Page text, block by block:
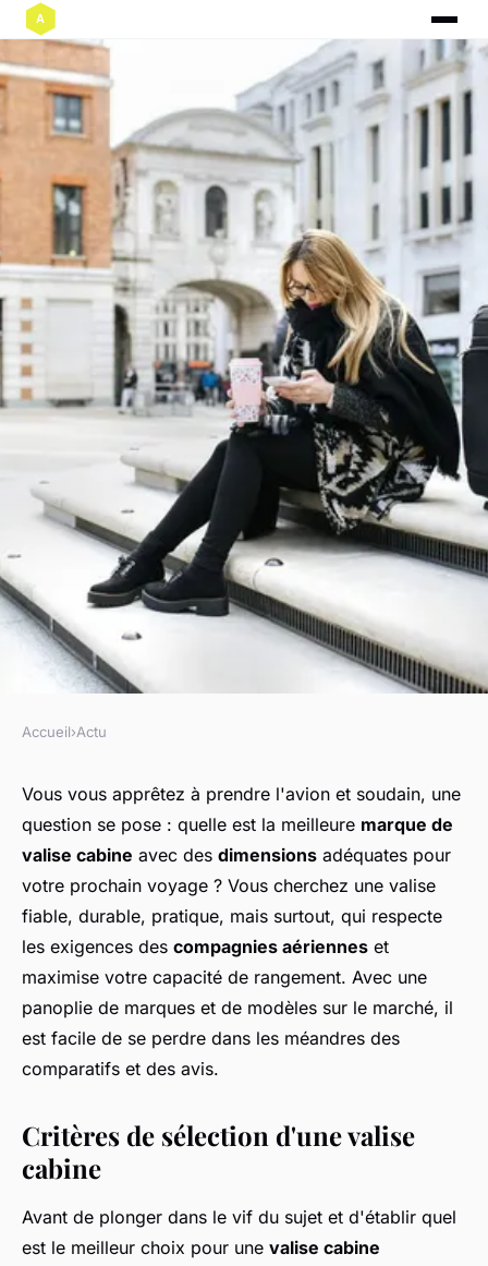
Quelle est la meilleure
marque de valise cabine
55x35x25?
régis•26 mai 2024•2 min de lecture
Accueil›Actu
Vous vous apprêtez à prendre l'avion et soudain, une
question se pose : quelle est la meilleure marque de
valise cabine avec des dimensions adéquates pour
votre prochain voyage ? Vous cherchez une valise
fiable, durable, pratique, mais surtout, qui respecte
les exigences des compagnies aériennes et
maximise votre capacité de rangement. Avec une
panoplie de marques et de modèles sur le marché, il
est facile de se perdre dans les méandres des
comparatifs et des avis.
Critères de sélection d'une valise
cabine
Avant de plonger dans le vif du sujet et d'établir quel
est le meilleur choix pour une valise cabine